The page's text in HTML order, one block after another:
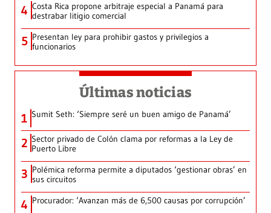
4 Costa Rica propone arbitraje especial a Panamá para
destrabar litigio comercial
5 Presentan ley para prohibir gastos y privilegios a
funcionarios
Últimas noticias
1 Sumit Seth: ‘Siempre seré un buen amigo de Panamá’
2 Sector privado de Colón clama por reformas a la Ley de
Puerto Libre
3 Polémica reforma permite a diputados ‘gestionar obras’ en
sus circuitos
4 Procurador: ‘Avanzan más de 6,500 causas por corrupción’